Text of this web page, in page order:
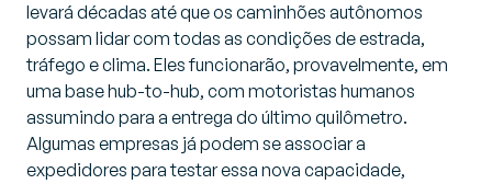
levará décadas até que os caminhões autônomos
possam lidar com todas as condições de estrada,
tráfego e clima. Eles funcionarão, provavelmente, em
uma basehub-to-hub, com motoristas humanos
assumindo para a entrega do último quilômetro.
Algumas empresas já podem se associar a
expedidores para testar essa nova capacidade,